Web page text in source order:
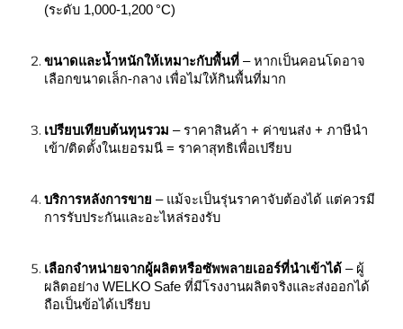
(ระดับ 1,000‑1,200 °C)
ขนาดและน้ำหนักให้เหมาะกับพื้นที่ – หากเป็นคอนโดอาจ
เลือกขนาดเล็ก‑กลาง เพื่อไม่ให้กินพื้นที่มาก
เปรียบเทียบต้นทุนรวม – ราคาสินค้า + ค่าขนส่ง + ภาษีนำ
เข้า/ติดตั้งในเยอรมนี = ราคาสุทธิเพื่อเปรียบ
บริการหลังการขาย – แม้จะเป็นรุ่นราคาจับต้องได้ แต่ควรมี
การรับประกันและอะไหล่รองรับ
เลือกจำหน่ายจากผู้ผลิตหรือซัพพลายเออร์ที่นำเข้าได้ – ผู้
ผลิตอย่าง WELKO Safe ที่มีโรงงานผลิตจริงและส่งออกได้
ถือเป็นข้อได้เปรียบ